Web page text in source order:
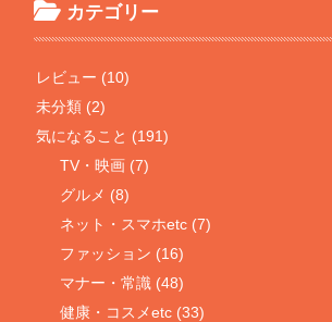
カテゴリー
レビュー (10)
未分類 (2)
気になること (191)
TV・映画 (7)
グルメ (8)
ネット・スマホetc (7)
ファッション (16)
マナー・常識 (48)
健康・コスメetc (33)